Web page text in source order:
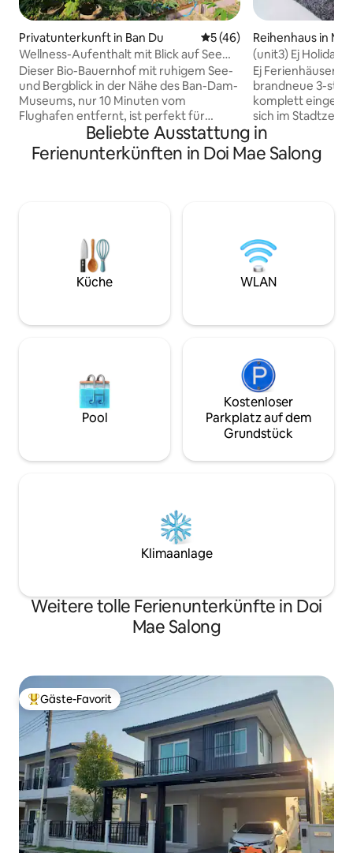
Privatunterkunft in Ban Du Durchschnittliche
5 (46)
Wellness-Aufenthalt mit Blick auf See
und Berge in Chaingrai
Dieser Bio-Bauernhof mit ruhigem See-
und Bergblick in der Nähe des Ban-Dam-
Museums, nur 10 Minuten vom
Flughafen entfernt, ist perfekt für
private und Familienreisen. Privates
Glashaus im nordischen Stil in einer
versteckten Naturzone direkt
gesund, ernähren uns gesund nach den
Grundsätzen der Lifestyle Medicine und
wir behandeln dich während deines
Aufenthalts hier bei uns mit dem
uns auf deinen Besuch.🙏
Reihenhaus in
g Rai
(unit3) Ej Holiday
Ej Ferienhäuser
brandneue 3-
komplett
sich im
nur wenige
Geschäften,
entfernt.
Reisender
Hause zu fühlen,
Hause ist.
Außenpool und
für längere
Beliebte Ausstattung in
Ferienunterkünften in Doi Mae Salong
Küche WLAN
Pool
Kostenloser
Parkplatz auf dem
Grundstück
Klimaanlage
Weitere tolle Ferienunterkünfte in Doi
Mae Salong
Beliebter Gäste-Favorit.
Gäste-Favorit